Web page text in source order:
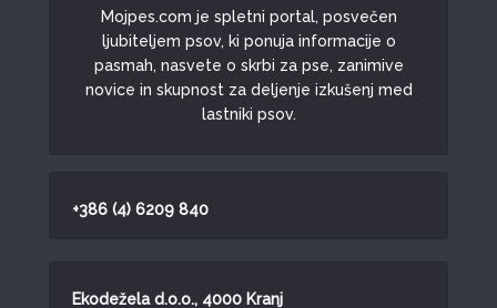
Mojpes.com je spletni portal, posvečen
ljubiteljem psov, ki ponuja informacije o
pasmah, nasvete o skrbi za pse, zanimive
novice in skupnost za deljenje izkušenj med
lastniki psov.
+386 (4) 6209 840
Ekodežela d.o.o., 4000 Kranj